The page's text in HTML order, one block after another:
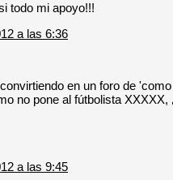
todo mi apoyo!!!
a las 6:36
en un foro de
no pone al fútbolista
a las 9:45